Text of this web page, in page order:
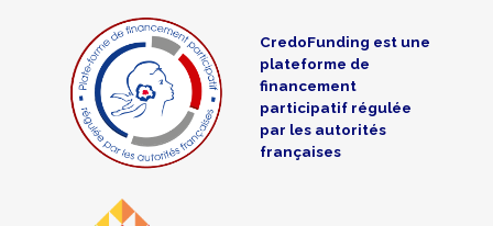
CredoFunding est une
plateforme de
financement
participatif régulée
par les autorités
françaises